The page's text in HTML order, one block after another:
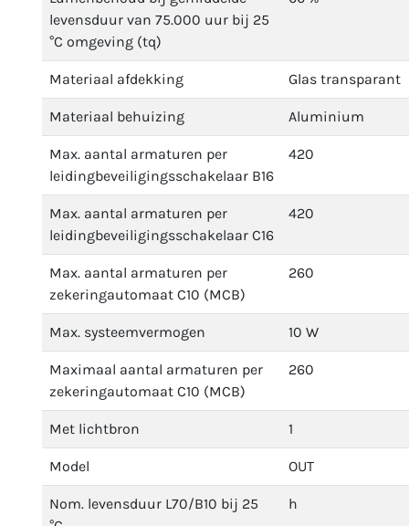
levensduur van 75.000 uur bij 25
°C omgeving (tq)
Materiaal afdekking Glas transparant
Materiaal behuizing Aluminium
Max. aantal armaturen per
leidingbeveiligingsschakelaar B16
420
Max. aantal armaturen per
leidingbeveiligingsschakelaar C16
420
Max. aantal armaturen per
zekeringautomaat C10 (MCB)
260
Max. systeemvermogen 10 W
Maximaal aantal armaturen per
zekeringautomaat C10 (MCB)
260
Met lichtbron 1
Model OUT
Nom. levensduur L70/B10 bij 25
h